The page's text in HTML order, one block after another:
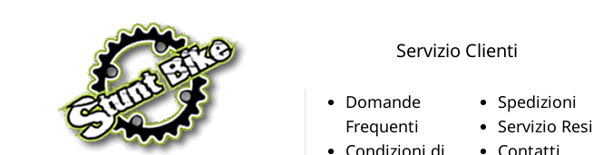
Servizio Clienti
Domande
Frequenti
Condizioni di
Spedizioni
Servizio Resi
Contatti